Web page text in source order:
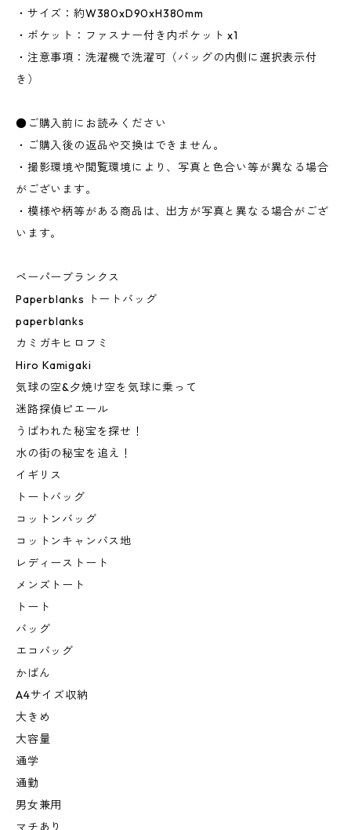
・サイズ：約W380xD90xH380mm
・ポケット：ファスナー付き内ポケット x1
・注意事項：洗濯機で洗濯可（バッグの内側に選択表示付
き）
●ご購入前にお読みください
・ご購入後の返品や交換はできません。
・撮影環境や閲覧環境により、写真と色合い等が異なる場合
がございます。
・模様や柄等がある商品は、出方が写真と異なる場合がござ
います。
ペーパーブランクス
Paperblanks トートバッグ
paperblanks
カミガキヒロフミ
Hiro Kamigaki
気球の空&夕焼け空を気球に乗って
迷路探偵ピエール
うばわれた秘宝を探せ！
水の街の秘宝を追え！
イギリス
トートバッグ
コットンバッグ
コットンキャンバス地
レディーストート
メンズトート
トート
バッグ
エコバッグ
かばん
A4サイズ収納
大きめ
大容量
通学
通勤
男女兼用
マチあり